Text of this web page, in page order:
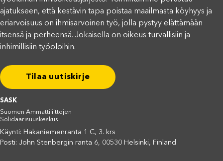
ajatukseen, että kestävin tapa poistaa maailmasta köyhyys ja
eriarvoisuus on ihmisarvoinen työ, jolla pystyy elättämään
itsensä ja perheensä. Jokaisella on oikeus turvallisiin ja
inhimillisiin työoloihin.
Tilaa uutiskirje
SASK
Suomen Ammattiliittojen
Solidaarisuuskeskus
Käynti: Hakaniemenranta 1 C, 3. krs
Posti: John Stenbergin ranta 6, 00530 Helsinki, Finland